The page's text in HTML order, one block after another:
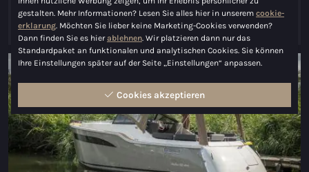
Ansehen Maxima 820 retro Elektrisch
Inland
gestalten. Mehr Informationen? Lesen Sie alles hier in unserem cookie-
erklarung . Möchten Sie lieber keine Marketing-Cookies verwenden?
Dann finden Sie es hierablehnen . Wir platzieren dann nur das
Standardpaket an funktionalen und analytischen Cookies. Sie können
Ihre Einstellungen später auf der Seite „Einstellungen“ anpassen.
Cookies akzeptieren